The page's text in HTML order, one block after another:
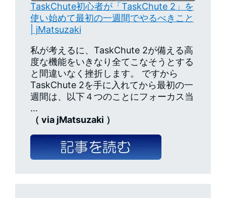
TaskChute初心者が「TaskChute 2」を
使い始めて最初の一週間でやるべきこと
| jMatsuzaki
私が考えるに、TaskChute 2が備える高
度な機能をいきなり全てこなそうとする
と間違いなく挫折します。 ですから
TaskChute 2を手に入れてから最初の一
週間は、以下４つのことにフォーカス当
…
（ via jMatsuzaki ）